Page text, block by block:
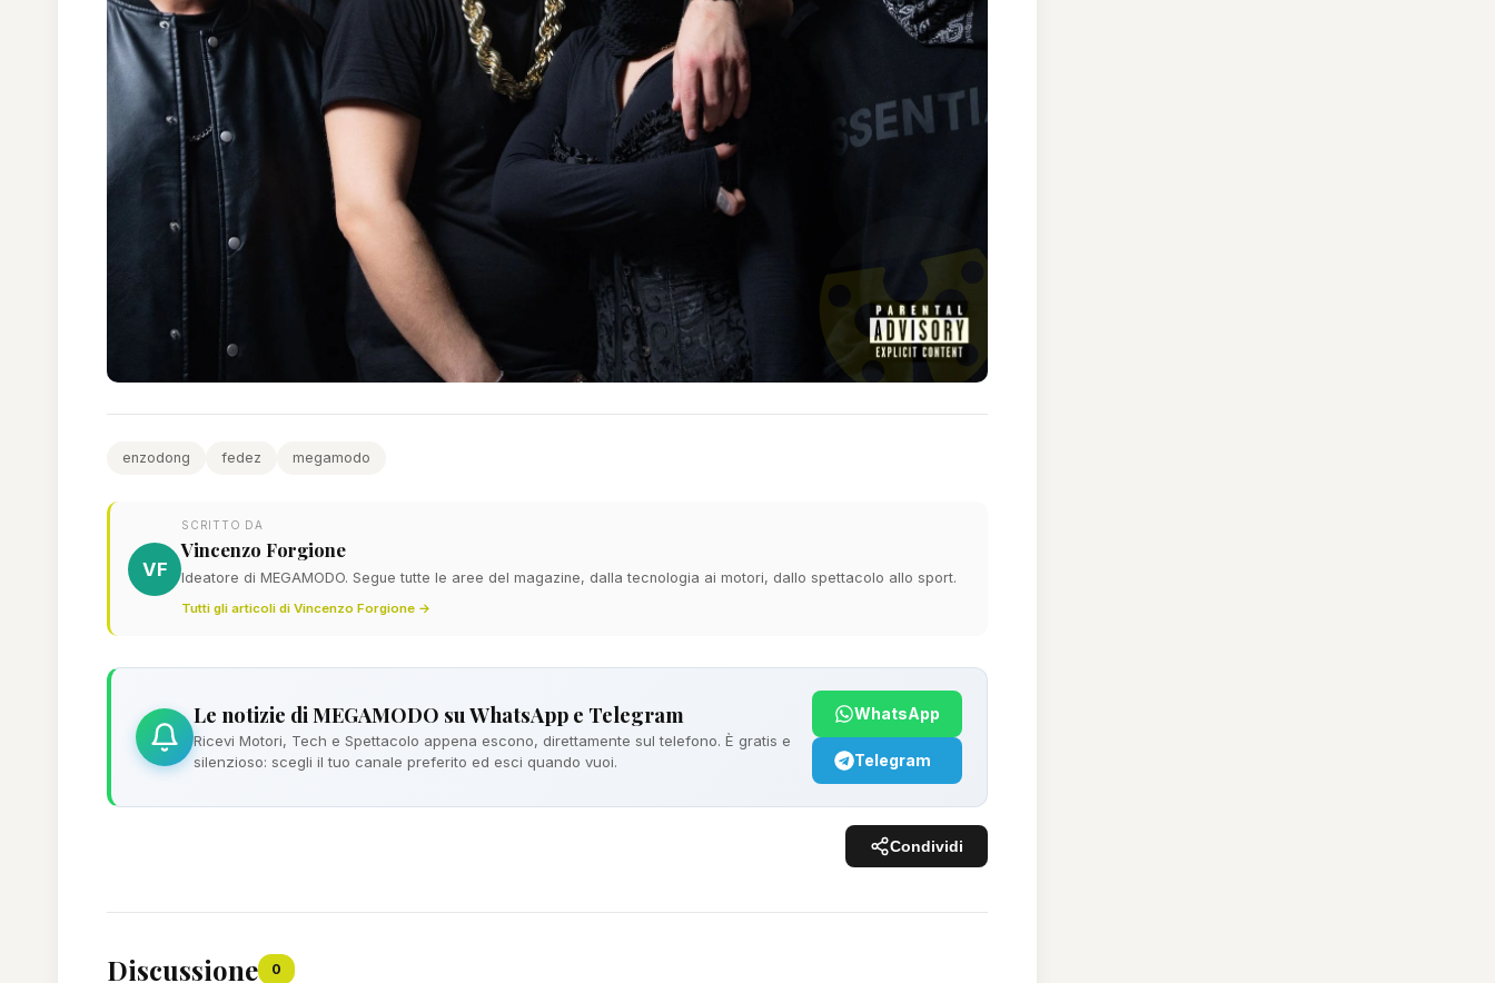
enzodong fedez megamodo
VF
SCRITTO DA
Vincenzo Forgione
Ideatore di MEGAMODO. Segue tutte le aree del magazine, dalla tecnologia ai motori, dallo spettacolo allo sport.
Tutti gli articoli di Vincenzo Forgione →
Le notizie di MEGAMODO su WhatsApp e Telegram
Ricevi Motori, Tech e Spettacolo appena escono, direttamente sul telefono. È gratis e
silenzioso: scegli il tuo canale preferito ed esci quando vuoi.
WhatsApp
Telegram
Condividi
Discussione 0